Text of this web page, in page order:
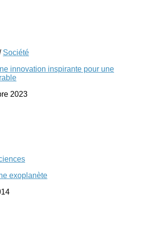
Société
innovation inspirante pour une
2023
exoplanète